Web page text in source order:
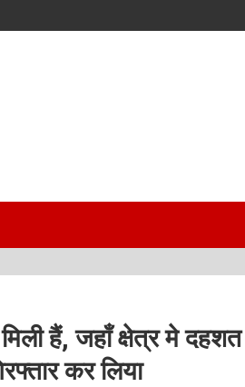
हैं, जहाँ क्षेत्र मे दहशत
कर लिया